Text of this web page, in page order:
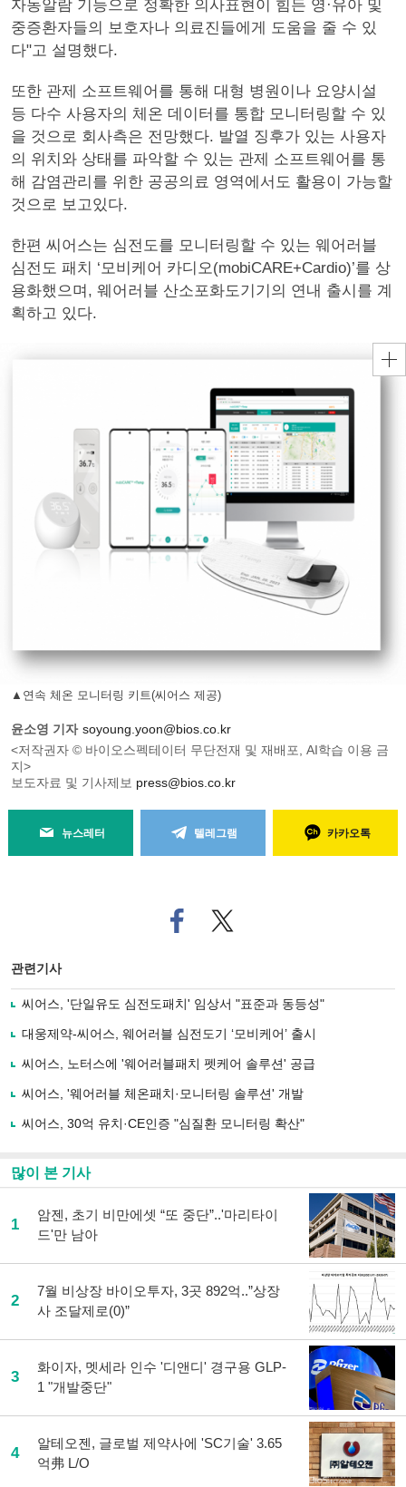
자동알람 기능으로 정확한 의사표현이 힘든 영·유아 및
중증환자들의 보호자나 의료진들에게 도움을 줄 수 있
다"고 설명했다.
또한 관제 소프트웨어를 통해 대형 병원이나 요양시설
등 다수 사용자의 체온 데이터를 통합 모니터링할 수 있
을 것으로 회사측은 전망했다. 발열 징후가 있는 사용자
의 위치와 상태를 파악할 수 있는 관제 소프트웨어를 통
해 감염관리를 위한 공공의료 영역에서도 활용이 가능할
것으로 보고있다.
한편 씨어스는 심전도를 모니터링할 수 있는 웨어러블
심전도 패치 ‘모비케어 카디오(mobiCARE+Cardio)’를 상
용화했으며, 웨어러블 산소포화도기기의 연내 출시를 계
획하고 있다.
▲연속 체온 모니터링 키트(씨어스 제공)
윤소영 기자 soyoung.yoon@bios.co.kr
<저작권자 © 바이오스펙테이터 무단전재 및 재배포, AI학습 이용 금
지>
보도자료 및 기사제보 press@bios.co.kr
뉴스레터 텔레그램 카카오톡
페
이
로
기
사
유
기
트위
터로
관련기사
씨어스, '단일유도 심전도패치' 임상서 "표준과 동등성"
대웅제약-씨어스, 웨어러블 심전도기 ‘모비케어’ 출시
씨어스, 노터스에 '웨어러블패치 펫케어 솔루션' 공급
씨어스, '웨어러블 체온패치·모니터링 솔루션' 개발
씨어스, 30억 유치·CE인증 "심질환 모니터링 확산"
많이 본 기사
1
암젠, 초기 비만에셋 “또 중단”..'마리타이
드'만 남아
2
7월 비상장 바이오투자, 3곳 892억..”상장
사 조달제로(0)”
3
화이자, 멧세라 인수 '디앤디' 경구용 GLP-
1 "개발중단"
4
알테오젠, 글로벌 제약사에 'SC기술' 3.65
억弗 L/O